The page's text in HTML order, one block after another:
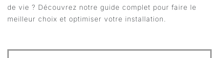
de vie ? Découvrez notre guide complet pour faire le
meilleur choix et optimiser votre installation.